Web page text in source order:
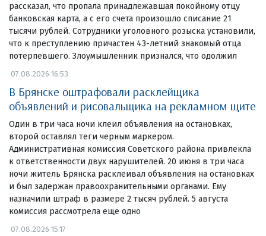
рассказал, что пропала принадлежавшая покойному отцу
банковская карта, а с его счета произошло списание 21
тысячи рублей. Сотрудники уголовного розыска установили,
что к преступлению причастен 43-летний знакомый отца
потерпевшего. Злоумышленник признался, что одолжил
07.08.2026 16:53
В Брянске оштрафовали расклейщика
объявлений и рисовальщика на рекламном щите
Один в три часа ночи клеил объявления на остановках,
второй оставлял теги черным маркером.
Административная комиссия Советского района привлекла
к ответственности двух нарушителей. 20 июня в три часа
ночи житель Брянска расклеивал объявления на остановках
и был задержан правоохранительными органами. Ему
назначили штраф в размере 2 тысяч рублей. 5 августа
комиссия рассмотрела еще одно
07.08.2026 15:17